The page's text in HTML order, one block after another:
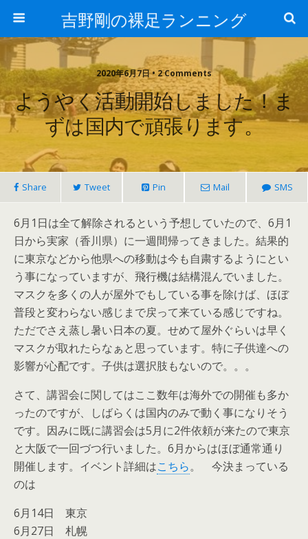
吉野剛の裸足ランニング
2020年6月7日 • 2 Comments
ようやく活動開始しました！ま
ずは国内で頑張ります。
Share Tweet Pin Mail SMS
6月1日は全て解除されるという予想していたので、6月1
日から実家（香川県）に一週間帰ってきました。結果的
に東京などから他県への移動は今も自粛するようにとい
う事になっていますが、飛行機は結構混んでいました。
マスクを多くの人が屋外でもしている事を除けば、ほぼ
普段と変わらない感じまで戻って来ている感じですね。
ただでさえ蒸し暑い日本の夏。せめて屋外ぐらいは早く
マスクが取れたらなぁと思っています。特に子供達への
影響が心配です。子供は選択肢もないので。。。
さて、講習会に関してはここ数年は海外での開催も多か
ったのですが、しばらくは国内のみで動く事になりそう
です。因みに既に講習会は5月に2件依頼が来たので東京
と大阪で一回づつ行いました。6月からはほぼ通常通り
開催します。イベント詳細はこちら。 今決まっている
のは
6月14日 東京
6月27日 札幌